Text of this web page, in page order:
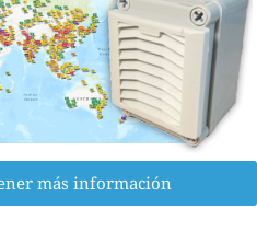
más información